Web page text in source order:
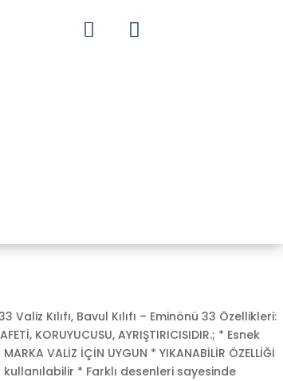
 
Valiz Kılıfı, Bavul Kılıfı – Eminönü 33 Özellikleri:
KORUYUCUSU, AYRIŞTIRICISIDIR.; * Esnek
VALİZ İÇİN UYGUN * YIKANABİLİR ÖZELLİĞİ
* Farklı desenleri sayesinde